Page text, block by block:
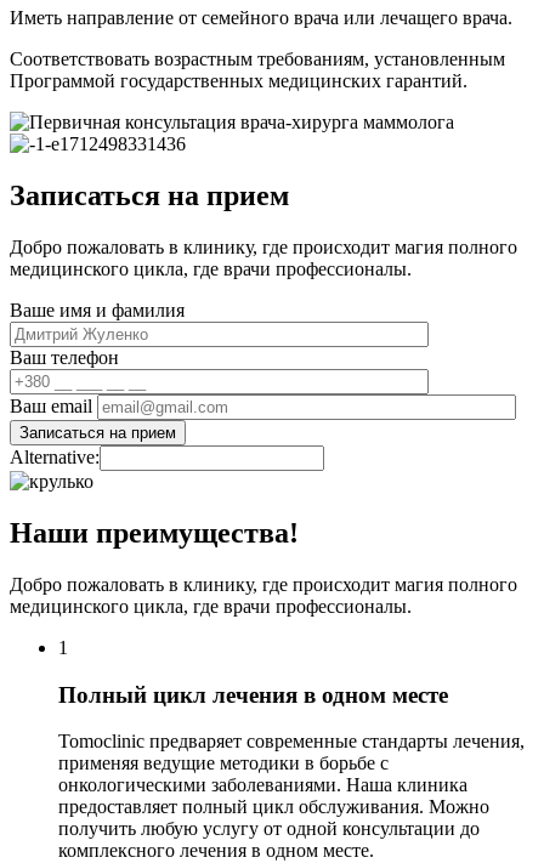
Иметь направление от семейного врача или лечащего врача.
Соответствовать возрастным требованиям, установленным
Программой государственных медицинских гарантий.
Записаться на прием
Добро пожаловать в клинику, где происходит магия полного
медицинского цикла, где врачи профессионалы.
Ваше имя и фамилия
Ваш телефон
Ваш email
Alternative:
Наши преимущества!
Добро пожаловать в клинику, где происходит магия полного
медицинского цикла, где врачи профессионалы.
1
Полный цикл лечения в одном месте
Tomoclinic предваряет современные стандарты лечения,
применяя ведущие методики в борьбе с
онкологическими заболеваниями. Наша клиника
предоставляет полный цикл обслуживания. Можно
получить любую услугу от одной консультации до
комплексного лечения в одном месте.